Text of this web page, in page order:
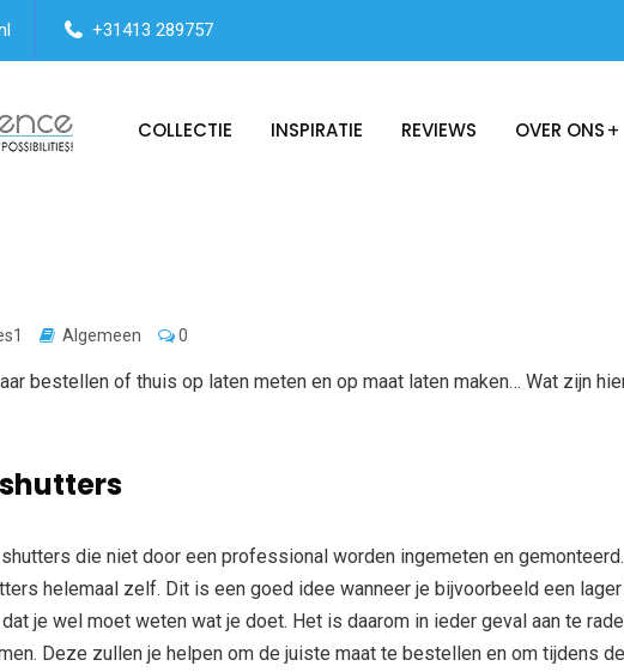
+31413 289757
COLLECTIE INSPIRATIE REVIEWS OVER ONS
Algemeen 0
bestellen of thuis op laten meten en op maat laten maken… Wat zijn
die niet door een professional worden ingemeten en
helemaal zelf. Dit is een goed idee wanneer je bijvoorbeeld een
je wel moet weten wat je doet. Het is daarom in ieder geval aan te
Deze zullen je helpen om de juiste maat te bestellen en om tijdens